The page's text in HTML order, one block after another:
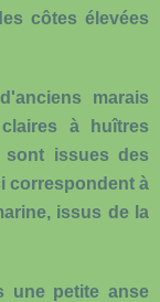
côtes élevées
marais
à huîtres
issues des
correspondent à
issus de la
une petite anse